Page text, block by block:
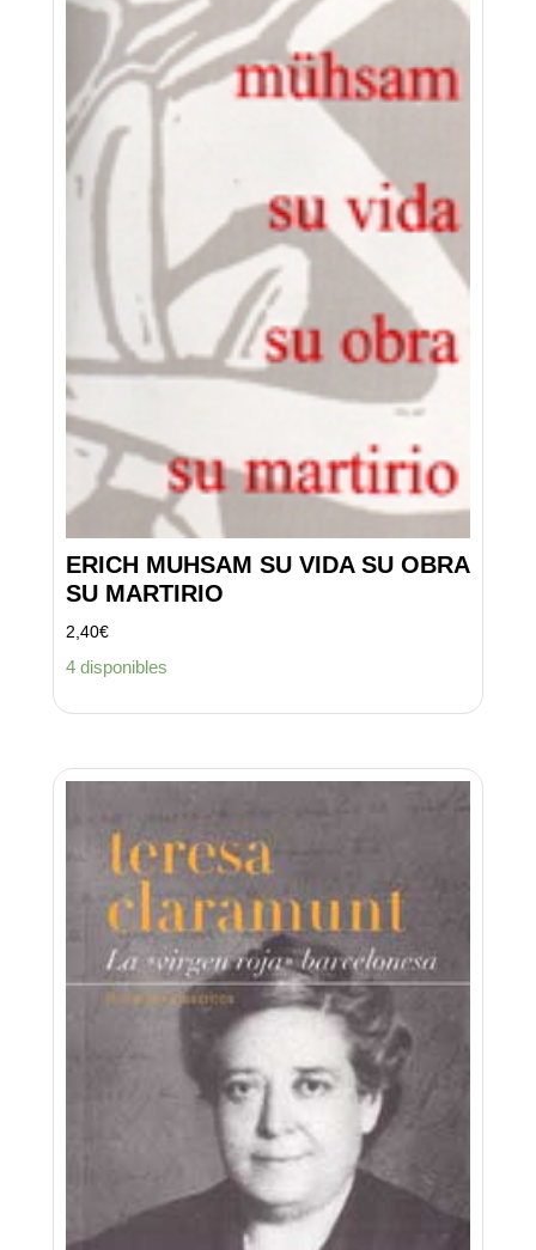
ERICH MUHSAM SU VIDA SU OBRA
SU MARTIRIO
2,40€
4 disponibles